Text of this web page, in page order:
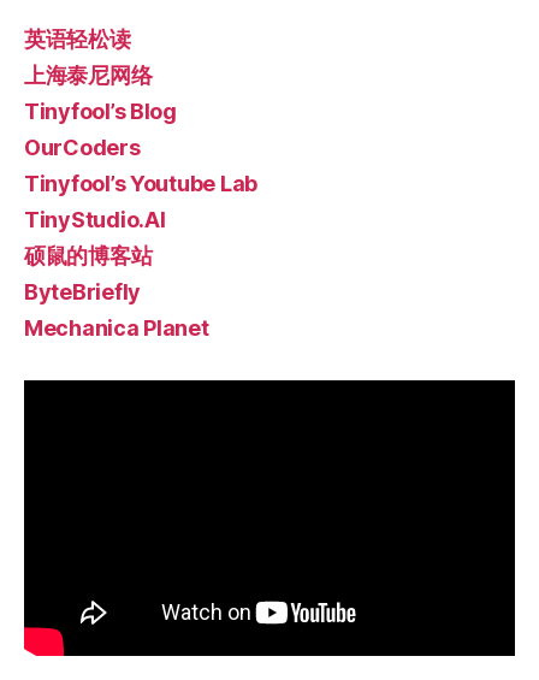
英语轻松读
上海泰尼网络
Tinyfool’s Blog
OurCoders
Tinyfool’s Youtube Lab
TinyStudio.AI
硕鼠的博客站
ByteBriefly
Mechanica Planet